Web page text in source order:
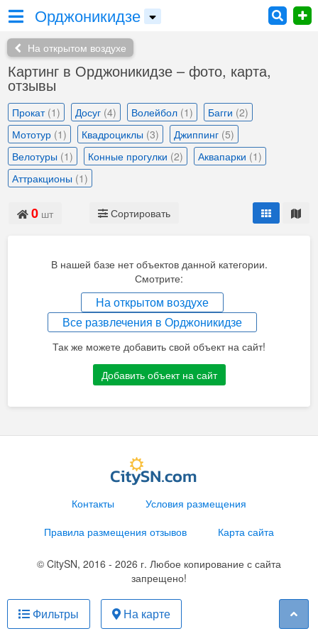
Орджоникидзе
На открытом воздухе
Картинг в Орджоникидзе – фото, карта,
отзывы
Прокат (1) Досуг (4) Волейбол (1) Багги (2)
Мототур (1) Квадроциклы (3) Джиппинг (5)
Велотуры (1) Конные прогулки (2) Аквапарки (1)
Аттракционы (1)
0 шт Сортировать
В нашей базе нет объектов данной категории.
Смотрите:
На открытом воздухе
Все развлечения в Орджоникидзе
Так же можете добавить свой объект на сайт!
Добавить объект на сайт
Фильтры На карте
Контакты
Условия размещения
Правила размещения отзывов
Карта сайта
© CitySN, 2016 - 2026 г. Любое копирование с сайта
запрещено!